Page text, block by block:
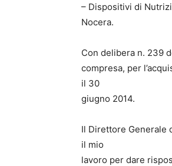
– Dispositivi di
Nocera.
Con delibera n. 239
compresa, per
il 30
giugno 2014.
Il Direttore Generale
il mio
lavoro per dare